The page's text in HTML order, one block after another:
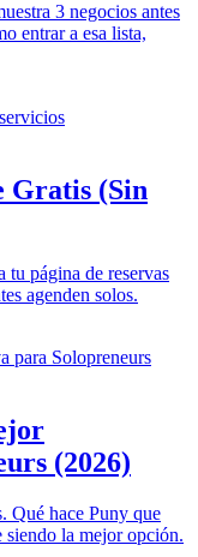
3 negocios antes
entrar a esa lista,
Gratis (Sin
página de reservas
agenden solos.
(2026)
Qué hace Puny que
siendo la mejor opción.